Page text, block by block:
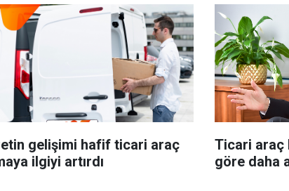
gelişimi hafif ticari araç
ilgiyi artırdı
Ticari araç
göre daha